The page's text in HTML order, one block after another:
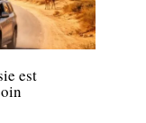
est